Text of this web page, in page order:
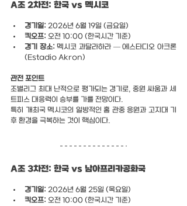
A조 2차전: 한국 vs 멕시코
경기일: 2026년 6월 19일 (금요일)
킥오프: 오전 10:00 (한국시간 기준)
경기 장소: 멕시코 과달라하라 — 에스타디오 아크론
(Estadio Akron)
관전 포인트
조별리그 최대 난적으로 평가되는 경기로, 중원 싸움과 세
트피스 대응력이 승부를 가를 전망이다.
특히 개최국 멕시코의 일방적인 홈 관중 응원과 고지대 기
후 환경을 극복하는 것이 핵심이다.
A조 3차전: 한국 vs 남아프리카공화국
경기일: 2026년 6월 25일 (목요일)
킥오프: 오전 10:00 (한국시간 기준)